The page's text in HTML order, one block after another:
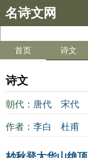
名诗文网
首页 诗文
诗文
朝代： 唐代 宋代
清代
明代
作者： 李白 杜甫